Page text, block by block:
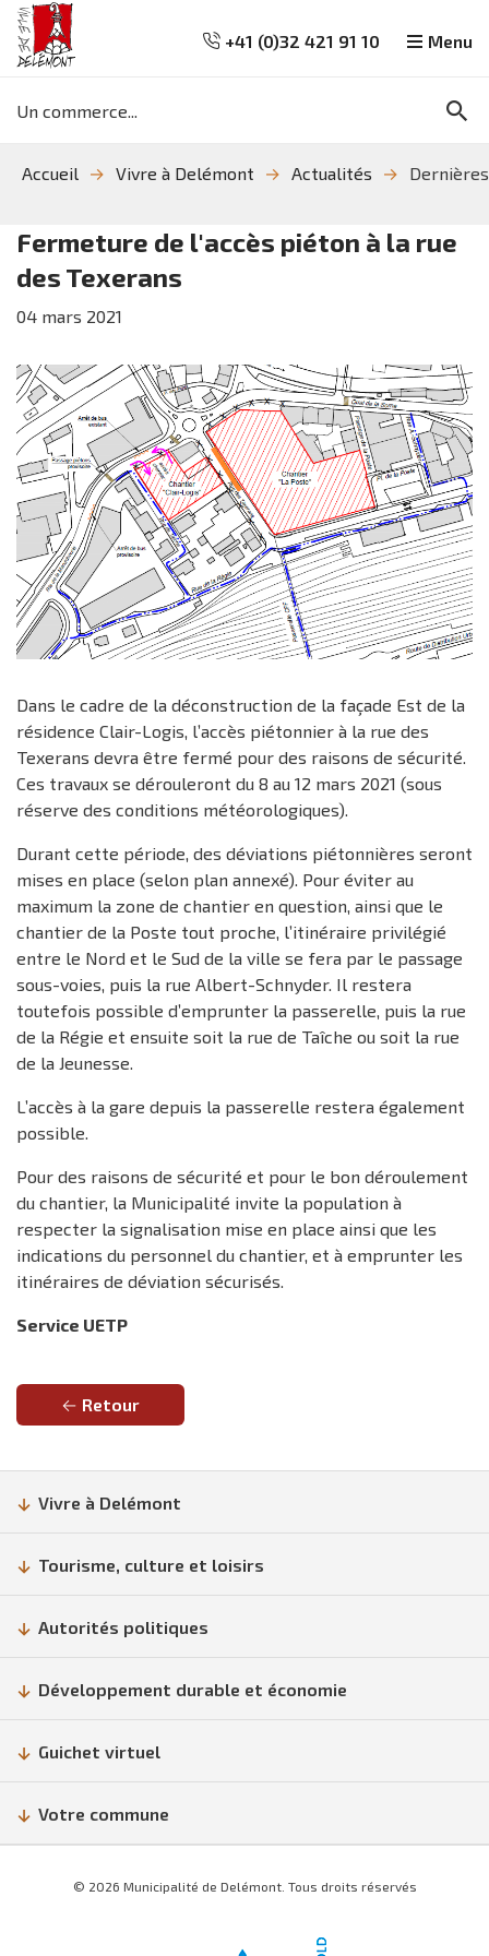
recherche
navigation
+41 (0)32 421 91 10
clés
Menu
Accueil Vivre à Delémont Actualités
Fermeture de l'accès piéton à la rue
des Texerans
04 mars 2021
Dans le cadre de la déconstruction de la façade Est de la
résidence Clair-Logis, l’accès piétonnier à la rue des
Texerans devra être fermé pour des raisons de sécurité.
Ces travaux se dérouleront du 8 au 12 mars 2021 (sous
réserve des conditions météorologiques).
Durant cette période, des déviations piétonnières seront
mises en place (selon plan annexé). Pour éviter au
maximum la zone de chantier en question, ainsi que le
chantier de la Poste tout proche, l’itinéraire privilégié
entre le Nord et le Sud de la ville se fera par le passage
sous-voies, puis la rue Albert-Schnyder. Il restera
toutefois possible d’emprunter la passerelle, puis la rue
de la Régie et ensuite soit la rue de Taîche ou soit la rue
de la Jeunesse.
L’accès à la gare depuis la passerelle restera également
possible.
Pour des raisons de sécurité et pour le bon déroulement
du chantier, la Municipalité invite la population à
respecter la signalisation mise en place ainsi que les
indications du personnel du chantier, et à emprunter les
itinéraires de déviation sécurisés.
Service UETP
Retour
Vivre à Delémont
Tourisme, culture et loisirs
Autorités politiques
Développement durable et économie
Guichet virtuel
Votre commune
© 2026 Municipalité de Delémont. Tous droits réservés